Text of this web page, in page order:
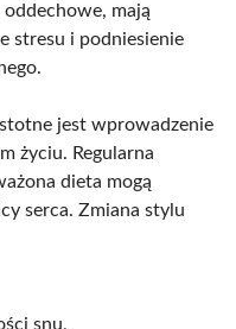
mają
stresu i podniesienie
jest wprowadzenie
życiu. Regularna
dieta mogą
serca. Zmiana stylu
snu,